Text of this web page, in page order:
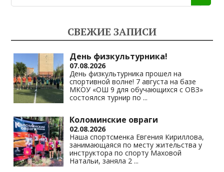
СВЕЖИЕ ЗАПИСИ
День физкультурника!
07.08.2026
День физкультурника прошел на
спортивной волне! 7 августа на базе
МКОУ «ОШ 9 для обучающихся с ОВЗ»
состоялся турнир по ...
Коломинские овраги
02.08.2026
Наша спортсменка Евгения Кириллова,
занимающаяся по месту жительства у
инструктора по спорту Маховой
Натальи, заняла 2 ...